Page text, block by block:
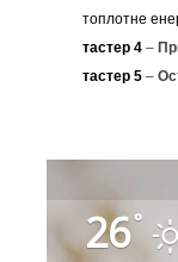
топлотне
тастер 4 –
тастер 5 –
26°